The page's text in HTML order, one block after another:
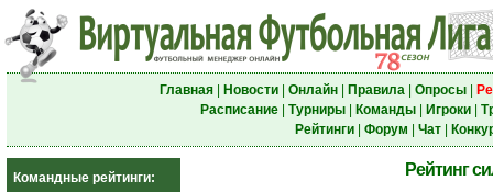
Главная| Новости| Онлайн| Правила| Опросы|
Расписание| Турниры| Команды| Игроки|
Рейтинги| Форум Чат|
Командные рейтинги:
Рейтинг